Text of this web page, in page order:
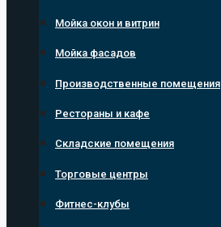
Мойка окон и витрин
Мойка фасадов
Производственные помещения
Рестораны и кафе
Складские помещения
Торговые центры
Фитнес-клубы